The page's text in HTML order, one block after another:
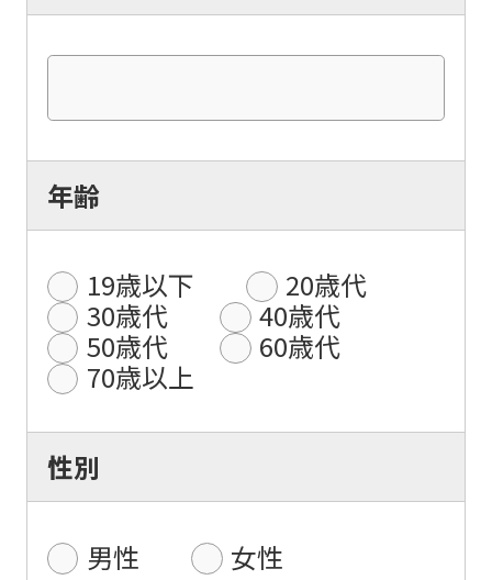
年齢
19歳以下
20歳代
30歳代
40歳代
50歳代
60歳代
70歳以上
性別
男性 女性